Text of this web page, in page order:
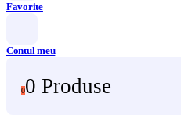
Favorite
Contul meu
00 Produse